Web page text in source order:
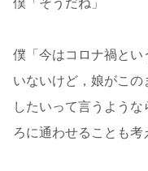
僕「今はコロナ禍とい
いないけど，娘がこ
したいって言うよう
ろに通わせることも考